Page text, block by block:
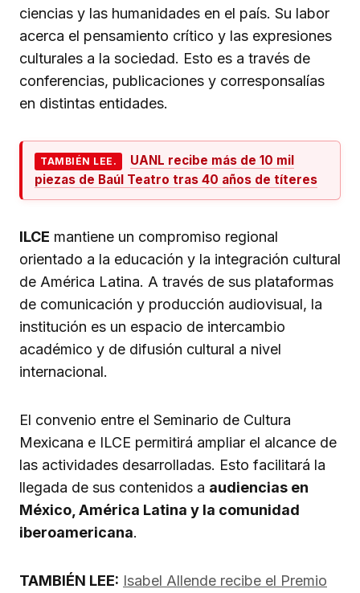
ciencias y las humanidades en el país. Su labor
acerca el pensamiento crítico y las expresiones
culturales a la sociedad. Esto es a través de
conferencias, publicaciones y corresponsalías
en distintas entidades.
TAMBIÉN LEE.
UANL recibe más de 10 mil
piezas de Baúl Teatro tras 40 años de títeres
ILCE mantiene un compromiso regional
orientado a la educación y la integración cultural
de América Latina. A través de sus plataformas
de comunicación y producción audiovisual, la
institución es un espacio de intercambio
académico y de difusión cultural a nivel
internacional.
El convenio entre el Seminario de Cultura
Mexicana e ILCE permitirá ampliar el alcance de
las actividades desarrolladas. Esto facilitará la
llegada de sus contenidos a audiencias en
México, América Latina y la comunidad
iberoamericana.
TAMBIÉN LEE: Isabel Allende recibe el Premio